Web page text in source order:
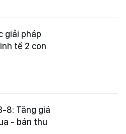
Tăng giá